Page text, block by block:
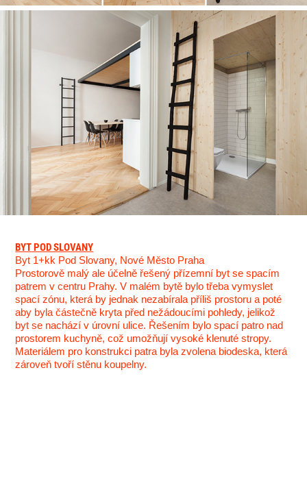
BYT POD SLOVANY
Byt 1+kk Pod Slovany, Nové Město Praha
Prostorově malý ale účelně řešený přízemní byt se spacím
patrem v centru Prahy. V malém bytě bylo třeba vymyslet
spací zónu, která by jednak nezabírala příliš prostoru a poté
aby byla částečně kryta před nežádoucími pohledy, jelikož
byt se nachází v úrovní ulice. Řešením bylo spací patro nad
prostorem kuchyně, což umožňují vysoké klenuté stropy.
Materiálem pro konstrukci patra byla zvolena biodeska, která
zároveň tvoří stěnu koupelny.